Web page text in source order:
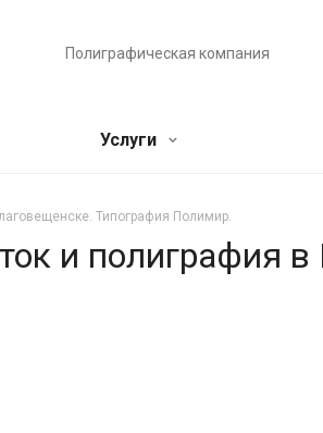
Полиграфическая компания
Услуги
Типография Полимир.
и полиграфия